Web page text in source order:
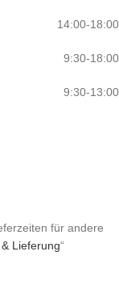
14:00-18:00
9:30-18:00
9:30-13:00
für andere
Lieferung“